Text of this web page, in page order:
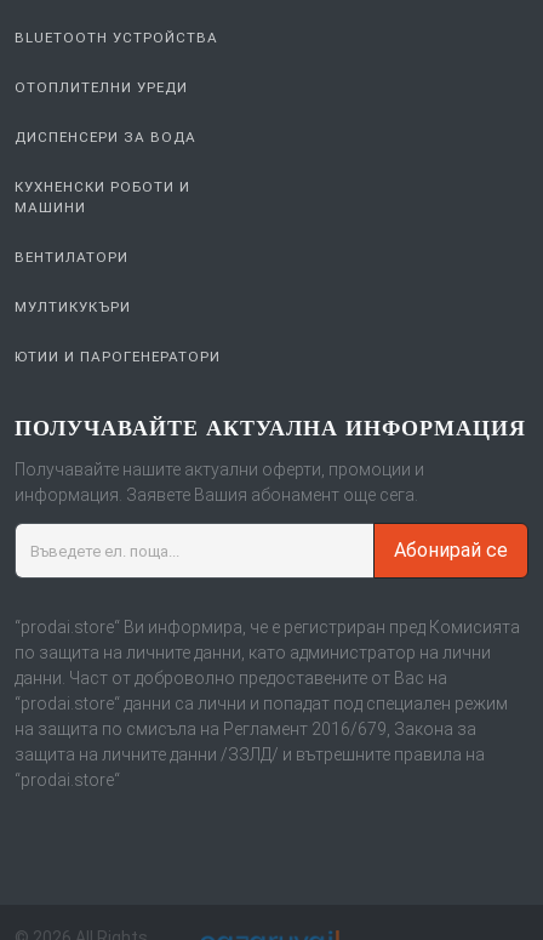
BLUETOOTH УСТРОЙСТВА
ОТОПЛИТЕЛНИ УРЕДИ
ДИСПЕНСЕРИ ЗА ВОДА
КУХНЕНСКИ РОБОТИ И
МАШИНИ
ВЕНТИЛАТОРИ
МУЛТИКУКЪРИ
ЮТИИ И ПАРОГЕНЕРАТОРИ
ПОЛУЧАВАЙТЕ АКТУАЛНА ИНФОРМАЦИЯ
Получавайте нашите актуални оферти, промоции и
информация. Заявете Вашия абонамент още сега.
Абонирай се
“prodai.store“ Ви информира, че е регистриран пред Комисията
по защита на личните данни, като администратор на лични
данни. Част от доброволно предоставените от Вас на
“prodai.store“ данни са лични и попадат под специален режим
на защита по смисъла на Регламент 2016/679, Закона за
защита на личните данни /ЗЗЛД/ и вътрешните правила на
“prodai.store“